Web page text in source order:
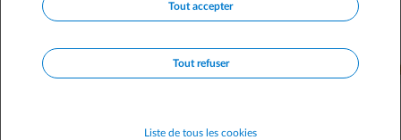
Tout accepter
Tout refuser
Liste de tous les cookies